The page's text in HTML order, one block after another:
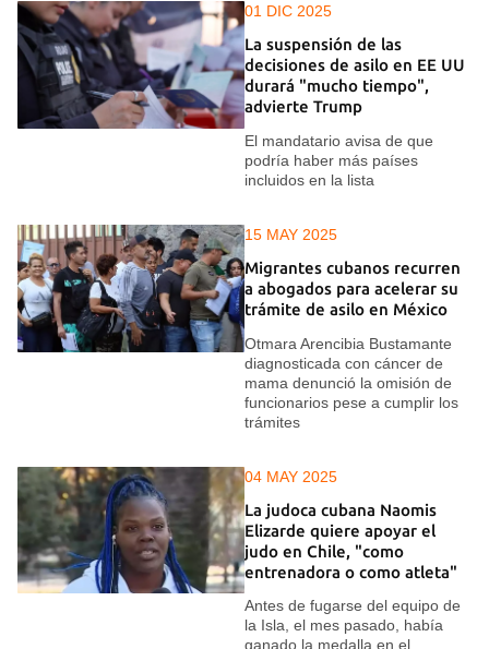
01 DIC 2025
La suspensión de las
decisiones de asilo en EE UU
durará "mucho tiempo",
advierte Trump
El mandatario avisa de que
podría haber más países
incluidos en la lista
15 MAY 2025
Migrantes cubanos recurren
a abogados para acelerar su
trámite de asilo en México
Otmara Arencibia Bustamante
diagnosticada con cáncer de
mama denunció la omisión de
funcionarios pese a cumplir los
trámites
04 MAY 2025
La judoca cubana Naomis
Elizarde quiere apoyar el
judo en Chile, "como
entrenadora o como atleta"
Antes de fugarse del equipo de
la Isla, el mes pasado, había
ganado la medalla en el